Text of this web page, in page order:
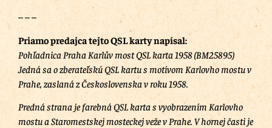
– – –
Priamo predajca tejto QSL karty napísal:
Pohľadnica Praha Karlův most QSL karta 1958 (BM25895)
Jedná sa o zberateľskú QSL kartu s motívom Karlovho mostu v
Prahe, zaslaná z Československa v roku 1958.
Predná strana je farebná QSL karta s vyobrazením Karlovho
mostu a Staromestskej mosteckej veže v Prahe. V hornej časti je